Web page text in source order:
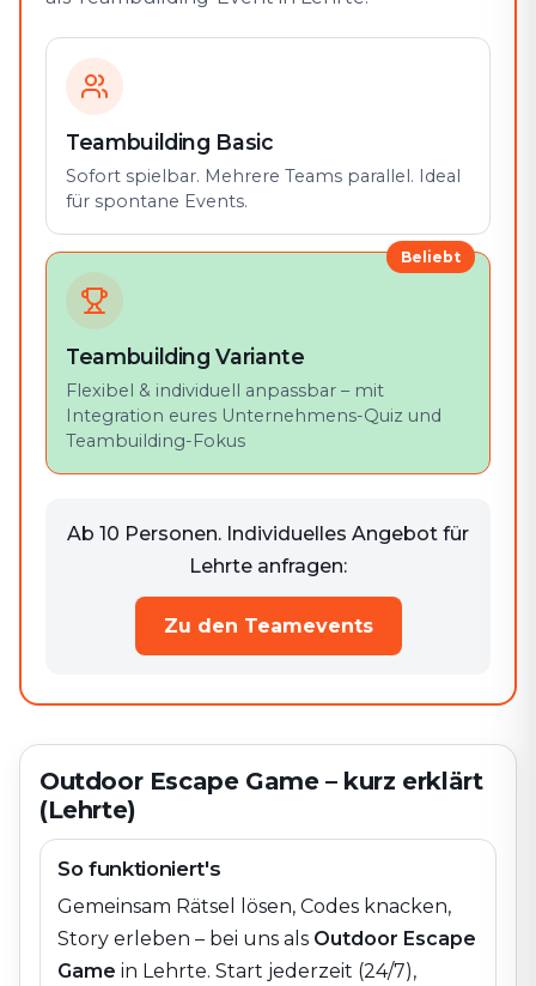
Teambuilding Basic
Sofort spielbar. Mehrere Teams parallel. Ideal
für spontane Events.
Beliebt
Teambuilding Variante
Flexibel & individuell anpassbar – mit
Integration eures Unternehmens-Quiz und
Teambuilding-Fokus
Ab 10 Personen. Individuelles Angebot für
Lehrte anfragen:
Zu den Teamevents
Outdoor Escape Game – kurz erklärt
(Lehrte)
So funktioniert's
Gemeinsam Rätsel lösen, Codes knacken,
Story erleben – bei uns als Outdoor Escape
Game in Lehrte. Start jederzeit (24/7),